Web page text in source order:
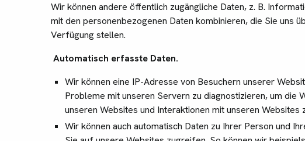
Wir können andere öffentlich zugängliche Daten, z. B.
mit den personenbezogenen Daten kombinieren, die Sie uns
Verfügung stellen.
Automatisch erfasste Daten.
Wir können eine IP-Adresse von Besuchern unserer
Probleme mit unseren Servern zu diagnostizieren, um die
unseren Websites und Interaktionen mit unseren Websites
Wir können auch automatisch Daten zu Ihrer Person und